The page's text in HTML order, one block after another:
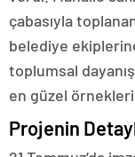
çabasıyla
belediye
toplumsal
en güzel
Projenin